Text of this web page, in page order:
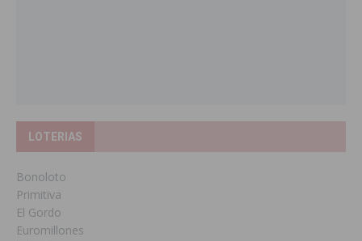
LOTERIAS
Bonoloto
Primitiva
El Gordo
Euromillones